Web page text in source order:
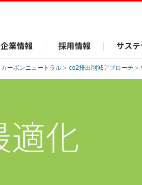
企業情報 採用情報 サス
カーボンニュートラル co2排出削減アプローチ